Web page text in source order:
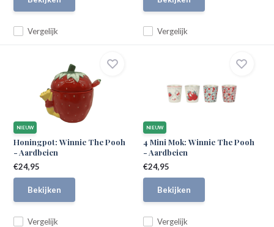
Vergelijk Vergelijk
NIEUW
Honingpot: Winnie The Pooh
- Aardbeien
Vergelijk
€24,95
Bekijken
NIEUW
4 Mini Mok: Winnie The Pooh
- Aardbeien
Vergelijk
€24,95
Bekijken